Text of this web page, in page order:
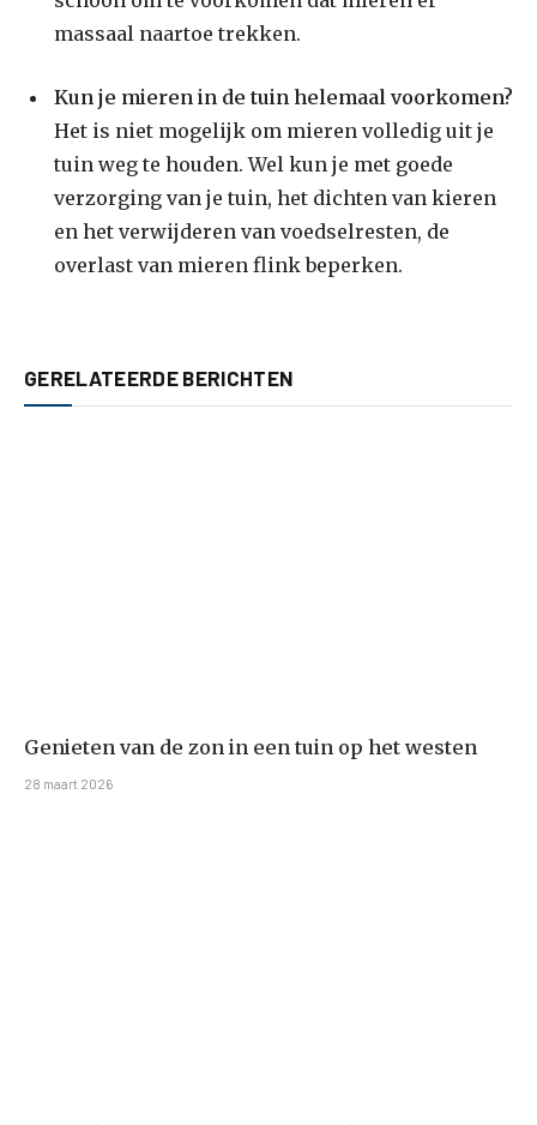
massaal naartoe trekken.
Kun je mieren in de tuin helemaal voorkomen?
Het is niet mogelijk om mieren volledig uit je
tuin weg te houden. Wel kun je met goede
verzorging van je tuin, het dichten van kieren
en het verwijderen van voedselresten, de
overlast van mieren flink beperken.
GERELATEERDE BERICHTEN
Genieten van de zon in een tuin op het westen
28 maart 2026